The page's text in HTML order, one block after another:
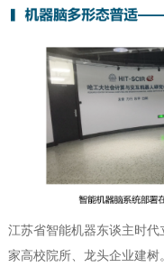
江苏省智能机器东谈主时
家高校院所、龙头企业建